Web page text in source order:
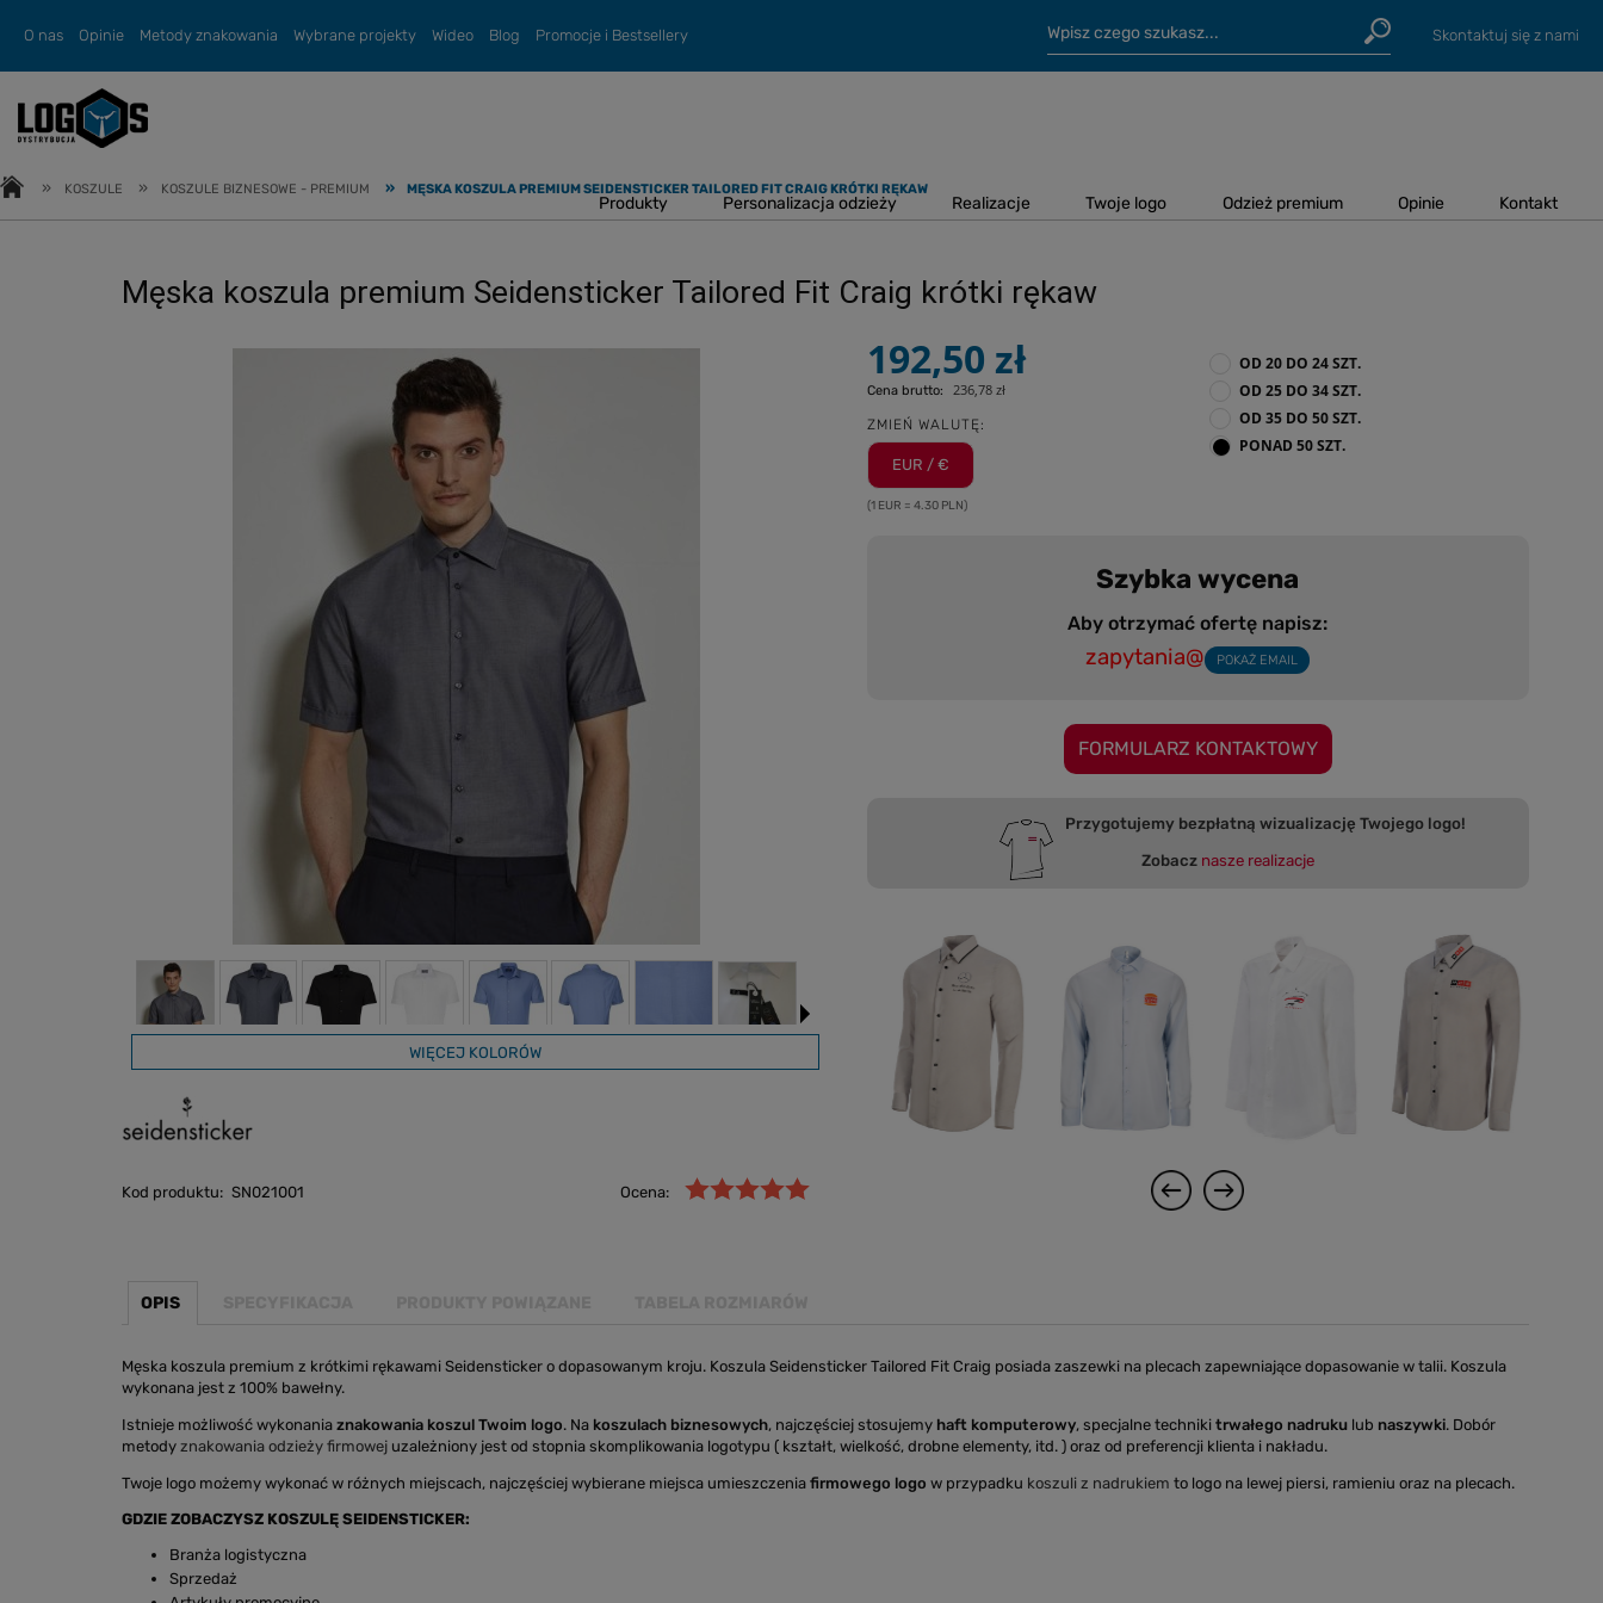
O nas Opinie Metody znakowania Wybrane projekty Wideo Blog Promocje i Bestsellery Skontaktuj się z nami
Produkty Personalizacja odzieży Realizacje Twoje logo Odzież premium Opinie Kontakt
» KOSZULE » KOSZULE BIZNESOWE - PREMIUM » MĘSKA KOSZULA PREMIUM SEIDENSTICKER TAILORED FIT CRAIG KRÓTKI RĘKAW
Męska koszula premium Seidensticker Tailored Fit Craig krótki rękaw
WIĘCEJ KOLORÓW
Kod produktu: SN021001 Ocena:
192,50 zł
Cena brutto: 236,78 zł
ZMIEŃ WALUTĘ:
EUR / €
(1 EUR = 4.30 PLN)
OD 20 DO 24 SZT.
OD 25 DO 34 SZT.
OD 35 DO 50 SZT.
PONAD 50 SZT.
Szybka wycena
Aby otrzymać ofertę napisz:
zapytania@ POKAŻ EMAIL
FORMULARZ KONTAKTOWY
Przygotujemy bezpłatną wizualizację Twojego logo!
Zobacz nasze realizacje
OPIS
Męska koszula premium z krótkimi rękawami Seidensticker o dopasowanym kroju. Koszula Seidensticker Tailored Fit Craig posiada zaszewki na plecach zapewniające dopasowanie w talii. Koszula
wykonana jest z 100% bawełny.
Istnieje możliwość wykonania znakowania koszul Twoim logo. Na koszulach biznesowych, najczęściej stosujemy haft komputerowy, specjalne techniki trwałego nadruku lub naszywki. Dobór
metody znakowania odzieży firmowej uzależniony jest od stopnia skomplikowania logotypu ( kształt, wielkość, drobne elementy, itd. ) oraz od preferencji klienta i nakładu.
Twoje logo możemy wykonać w różnych miejscach, najczęściej wybierane miejsca umieszczenia firmowego logo w przypadku koszuli z nadrukiem to logo na lewej piersi, ramieniu oraz na plecach.
GDZIE ZOBACZYSZ KOSZULĘ SEIDENSTICKER:
Branża logistyczna
Sprzedaż